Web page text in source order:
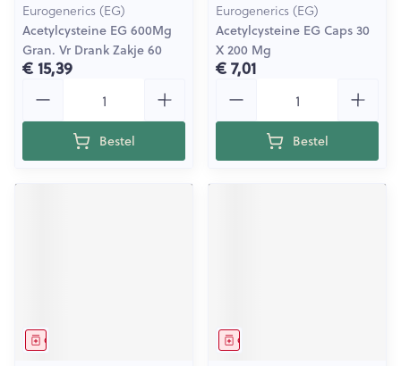
Eurogenerics (EG)
Acetylcysteine EG 600Mg
Gran. Vr Drank Zakje 60
€ 15,39
Bestel
Eurogenerics (EG)
Acetylcysteine EG Caps 30
X 200 Mg
€ 7,01
Bestel
Geneesmiddel Geneesmiddel